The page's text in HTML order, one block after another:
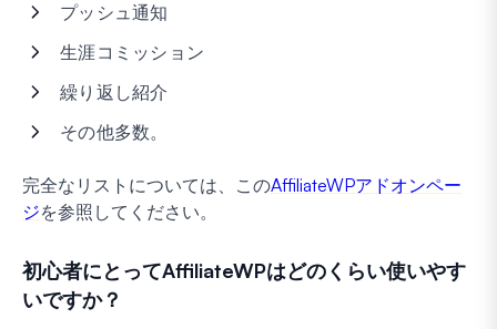
プッシュ通知
生涯コミッション
繰り返し紹介
その他多数。
完全なリストについては、このAffiliateWPアドオンペー
ジを参照してください。
初心者にとってAffiliateWPはどのくらい使いやす
いですか？